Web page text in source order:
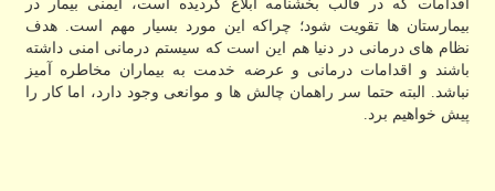
اقدامات كه در قالب بخشنامه ابلاغ گردیده است، ایمنی بیمار در
بیمارستان ها تقویت شود؛ چراكه این مورد بسیار مهم است. هدف
نظام های درمانی در دنیا هم این است كه سیستم درمانی امنی داشته
باشند و اقدامات درمانی و عرضه خدمت به بیماران مخاطره آمیز
نباشد. البته حتما سر راهمان چالش ها و موانعی وجود دارد، اما كار را
پیش خواهیم برد.